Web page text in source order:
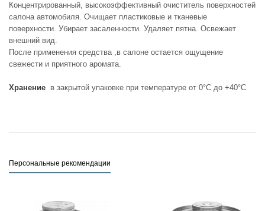
Концентрированный, высокоэффективный очиститель поверхностей
салона автомобиля. Очищает пластиковые и тканевые
поверхности. Убирает засаленности. Удаляет пятна. Освежает
внешний вид.
После применения средства ,в салоне остается ощущение
свежести и приятного аромата.
Хранение в закрытой упаковке при температуре от 0°С до +40°С
Персональные рекомендации